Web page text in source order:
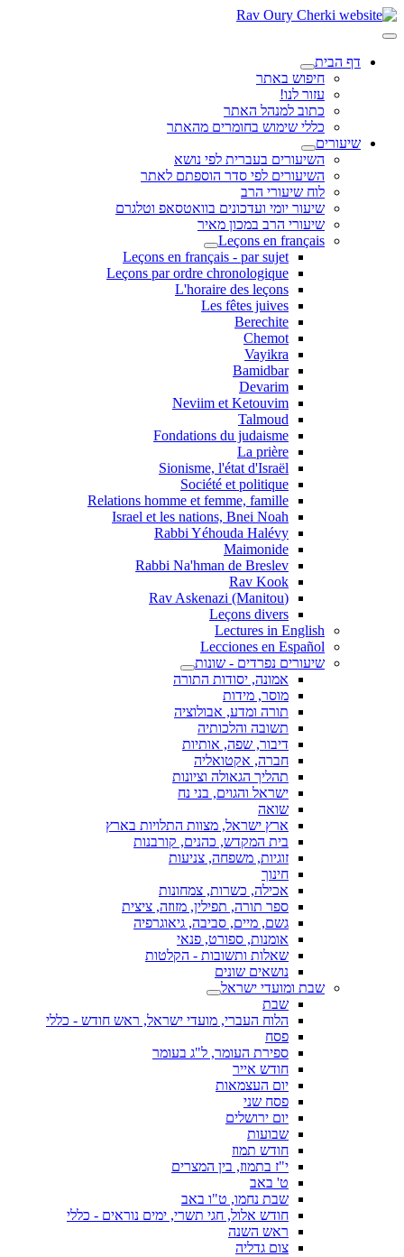
דף הבית
חיפוש באתר
עזור לנו!
כתוב למנהל האתר
כללי שימוש בחומרים מהאתר
שיעורים
השיעורים בעברית לפי נושא
השיעורים לפי סדר הוספתם לאתר
לוח שיעורי הרב
שיעור יומי ועדכונים בוואטסאפ וטלגרם
שיעורי הרב במכון מאיר
Leçons en français
Leçons en français - par sujet
Leçons par ordre chronologique
L'horaire des leçons
Les fêtes juives
Berechite
Chemot
Vayikra
Bamidbar
Devarim
Neviim et Ketouvim
Talmoud
Fondations du judaisme
La prière
Sionisme, l'état d'Israël
Société et politique
Relations homme et femme, famille
Israel et les nations, Bnei Noah
Rabbi Yéhouda Halévy
Maimonide
Rabbi Na'hman de Breslev
Rav Kook
(Rav Askenazi (Manitou
Leçons divers
Lectures in English
Lecciones en Español
שיעורים נפרדים - שונות
אמונה, יסודות התורה
מוסר, מידות
תורה ומדע, אבולוציה
תשובה והלכותיה
דיבור, שפה, אותיות
חברה, אקטואליה
תהליך הגאולה וציונות
ישראל והגוים, בני נח
שואה
ארץ ישראל, מצוות התלויות בארץ
בית המקדש, כהנים, קורבנות
זוגיות, משפחה, צניעות
חינוך
אכילה, כשרות, צמחונות
ספר תורה, תפילין, מזוזה, ציצית
גשם, מיים, סביבה, גיאוגרפיה
אומנות, ספורט, פנאי
שאלות ותשובות - הקלטות
נושאים שונים
שבת ומועדי ישראל
שבת
הלוח העברי, מועדי ישראל, ראש חודש - כללי
פסח
ספירת העומר, ל"ג בעומר
חודש אייר
יום העצמאות
פסח שני
יום ירושלים
שבועות
חודש תמוז
י"ז בתמוז, בין המצרים
ט' באב
שבת נחמו, ט"ו באב
חודש אלול, חגי תשרי, ימים נוראים - כללי
ראש השנה
צום גדליה